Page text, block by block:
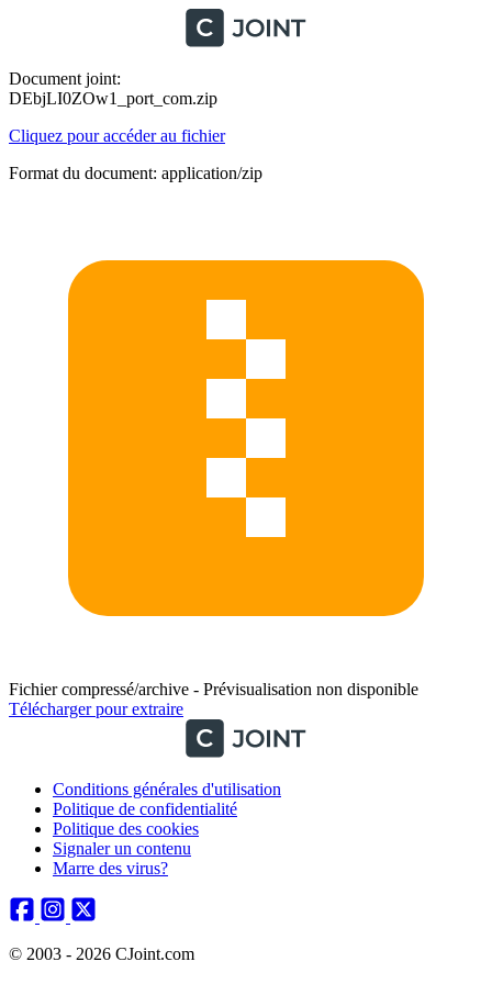
Document joint:
DEbjLI0ZOw1_port_com.zip
Cliquez pour accéder au fichier
Format du document: application/zip
Fichier compressé/archive - Prévisualisation non disponible
Télécharger pour extraire
Conditions générales d'utilisation
Politique de confidentialité
Politique des cookies
Signaler un contenu
Marre des virus?
© 2003 - 2026 CJoint.com